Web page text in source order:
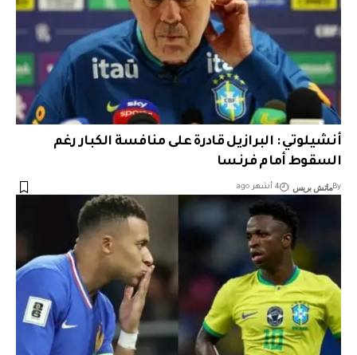
أنشيلوتي : البرازيل قادرة على منافسة الكبار رغم
السقوط أمام فرنسا
Byماتش بريس 4 أشهر ago